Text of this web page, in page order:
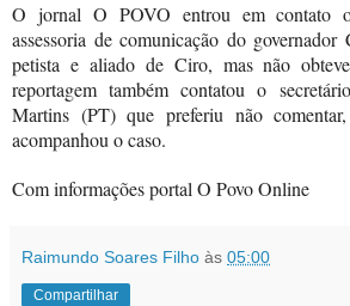
O jornal O POVO entrou em contato
assessoria de comunicação do
petista e aliado de Ciro, mas não
reportagem também contatou o
Martins (PT) que preferiu não
acompanhou o caso.
Com informações portal O Povo Online
Raimundo Soares Filho às 05:00
Compartilhar